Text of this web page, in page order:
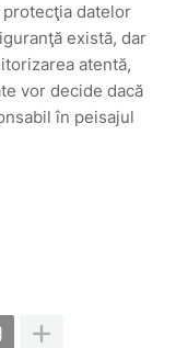
datelor
există, dar
atentă,
vor decide dacă
în peisajul